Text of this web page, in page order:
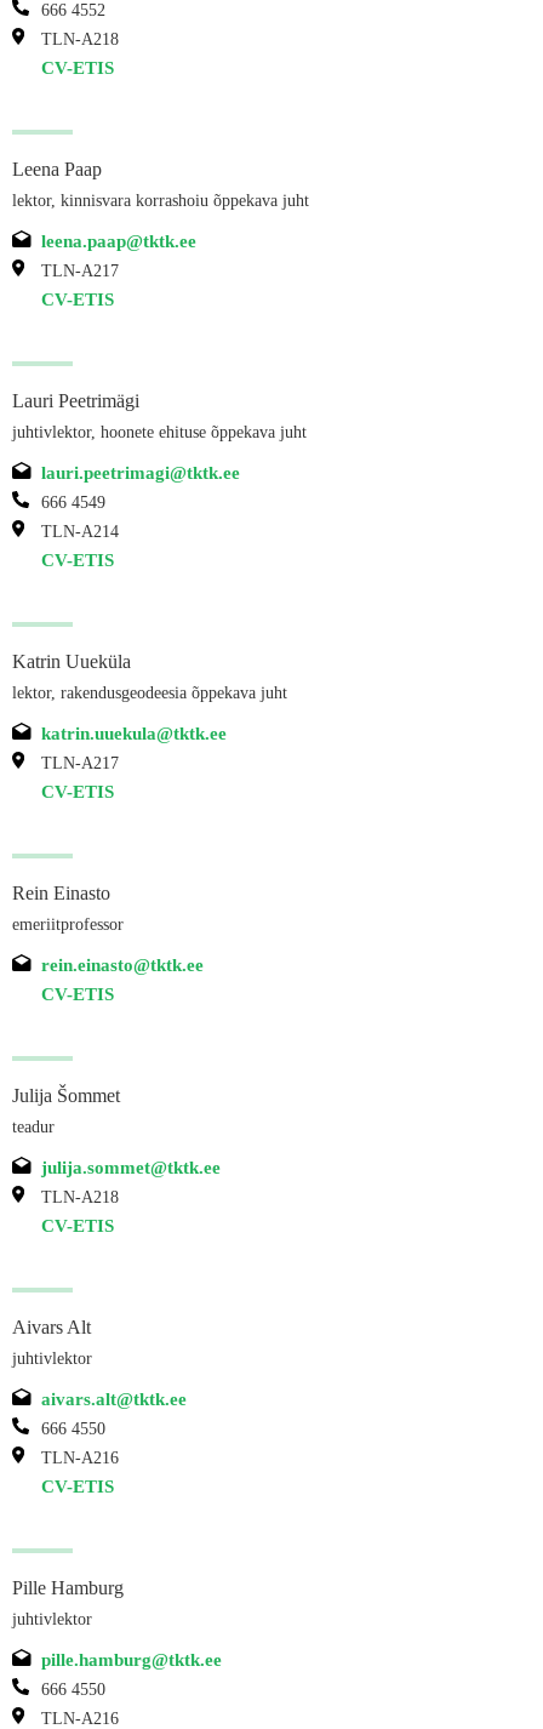
666 4552
TLN-A218
CV-ETIS
Leena Paap
lektor, kinnisvara korrashoiu õppekava juht
leena.paap@tktk.ee
TLN-A217
CV-ETIS
Lauri Peetrimägi
juhtivlektor, hoonete ehituse õppekava juht
lauri.peetrimagi@tktk.ee
666 4549
TLN-A214
CV-ETIS
Katrin Uueküla
lektor, rakendusgeodeesia õppekava juht
katrin.uuekula@tktk.ee
TLN-A217
CV-ETIS
Rein Einasto
emeriitprofessor
rein.einasto@tktk.ee
CV-ETIS
Julija Šommet
teadur
julija.sommet@tktk.ee
TLN-A218
CV-ETIS
Aivars Alt
juhtivlektor
aivars.alt@tktk.ee
666 4550
TLN-A216
CV-ETIS
Pille Hamburg
juhtivlektor
pille.hamburg@tktk.ee
666 4550
TLN-A216